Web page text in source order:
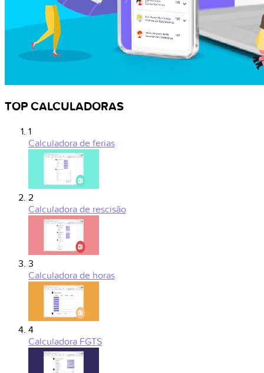
TOP CALCULADORAS
1
Calculadora de ferias
2
Calculadora de rescisão
3
Calculadora de horas
4
Calculadora FGTS